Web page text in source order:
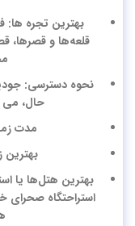
بهترین تجر‌ه ها:
قلعه‌ها و قصرها،
نحوه دسترسی:
حال، می
مدت
بهترین
بهترین هتل‌ها یا